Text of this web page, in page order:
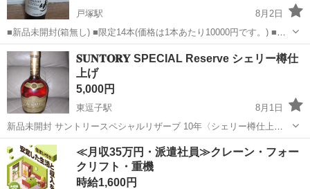
戸塚駅
8月2日
■新品未開封(箱無し) ■限定14本(価格は1本あたり10000円です。) ■ノ
ークレームノーリターン ■マナーが乏しい方は独断で外させていただ
きます。 ■受け渡し場所 ・セブンイレブン横浜栄長沼町...
神奈川 横浜市 シングルモルト
𝐒𝐔𝐍𝐓𝐎𝐑𝐘 SPECIAL Reserve シェリー樽仕
上げ
5,000円
東逗子駅
8月1日
新品未開封 サントリースペシャルリザーブ 10年〈シェリー樽仕上
げ〉」は終売品のためプレミアがついており、現在の相場は約16,000
円～20,000円前後です。 楽天市場] サントリー スペシャルリザーブ 10
年 シェリー樽...
神奈川 逗子市 東逗子駅 ウイスキー
≪月収35万円・派遣社員≫クレーン・フォー
クリフト・重機
時給1,600円